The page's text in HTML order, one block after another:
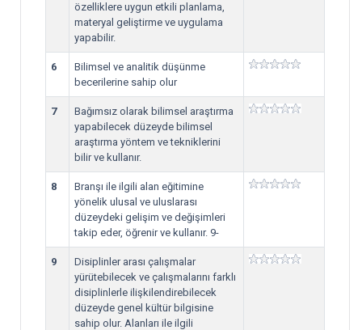
özelliklere uygun etkili planlama,
materyal geliştirme ve uygulama
yapabilir.
6
Bilimsel ve analitik düşünme
becerilerine sahip olur
7
Bağımsız olarak bilimsel araştırma
yapabilecek düzeyde bilimsel
araştırma yöntem ve tekniklerini
bilir ve kullanır.
8
Branşı ile ilgili alan eğitimine
yönelik ulusal ve uluslarası
düzeydeki gelişim ve değişimleri
takip eder, öğrenir ve kullanır. 9-
9
Disiplinler arası çalışmalar
yürütebilecek ve çalışmalarını farklı
disiplinlerle ilişkilendirebilecek
düzeyde genel kültür bilgisine
sahip olur. Alanları ile ilgili